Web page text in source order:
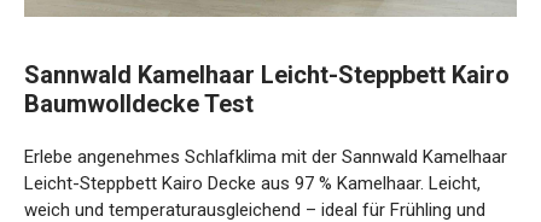
Sannwald Kamelhaar Leicht-Steppbett Kairo
Baumwolldecke Test
Erlebe angenehmes Schlafklima mit der Sannwald Kamelhaar
Leicht-Steppbett Kairo Decke aus 97 % Kamelhaar. Leicht,
weich und temperaturausgleichend – ideal für Frühling und